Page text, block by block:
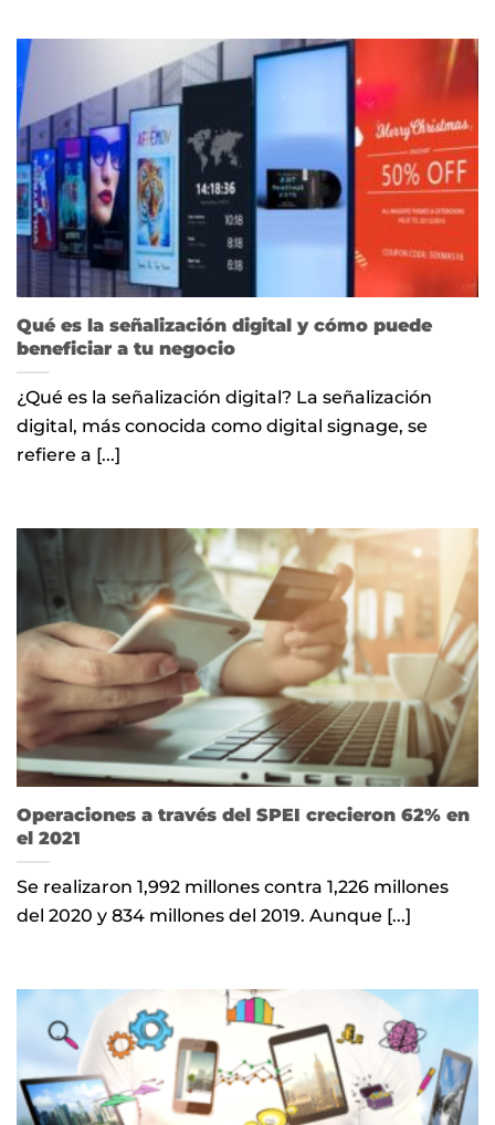
Qué es la señalización digital y cómo puede
beneficiar a tu negocio
¿Qué es la señalización digital? La señalización
digital, más conocida como digital signage, se
refiere a [...]
Operaciones a través del SPEI crecieron 62% en
el 2021
Se realizaron 1,992 millones contra 1,226 millones
del 2020 y 834 millones del 2019. Aunque [...]